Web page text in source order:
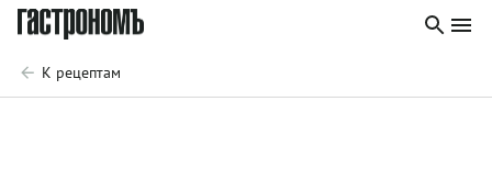
К рецептам